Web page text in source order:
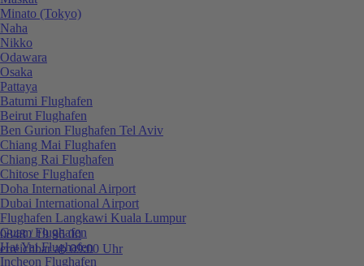
0848 / 19 96 00
erreichbar ab 09:00 Uhr
Minato (Tokyo)
Naha
Nikko
Odawara
Osaka
Pattaya
Batumi Flughafen
Beirut Flughafen
Ben Gurion Flughafen Tel Aviv
Chiang Mai Flughafen
Chiang Rai Flughafen
Chitose Flughafen
Doha International Airport
Dubai International Airport
Flughafen Langkawi Kuala Lumpur
Guam Flughafen
Hat Yai Flughafen
Incheon Flughafen